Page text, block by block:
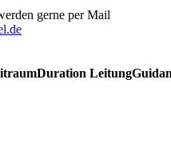
gerne per Mail
Duration Leitung